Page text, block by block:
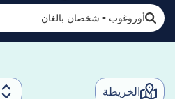
أوروغوب • شخصان بالغان
الخريطة